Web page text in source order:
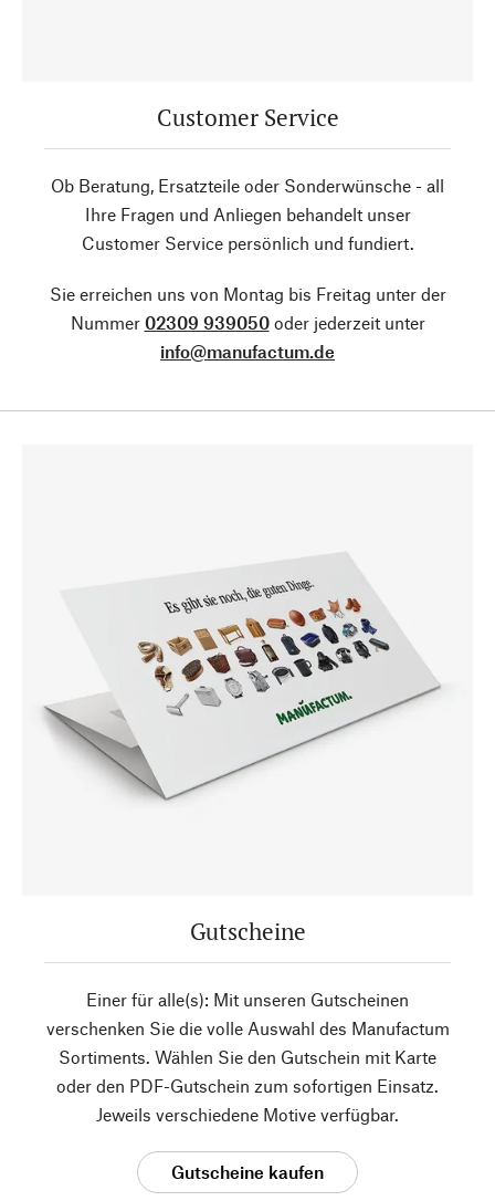
Customer Service
Ob Beratung, Ersatzteile oder Sonderwünsche - all
Ihre Fragen und Anliegen behandelt unser
Customer Service persönlich und fundiert.
Sie erreichen uns von Montag bis Freitag unter der
Nummer 02309 939050oder jederzeit unter
info@manufactum.de
Gutscheine
Einer für alle(s): Mit unseren Gutscheinen
verschenken Sie die volle Auswahl des Manufactum
Sortiments. Wählen Sie den Gutschein mit Karte
oder den PDF-Gutschein zum sofortigen Einsatz.
Jeweils verschiedene Motive verfügbar.
Gutscheine kaufen